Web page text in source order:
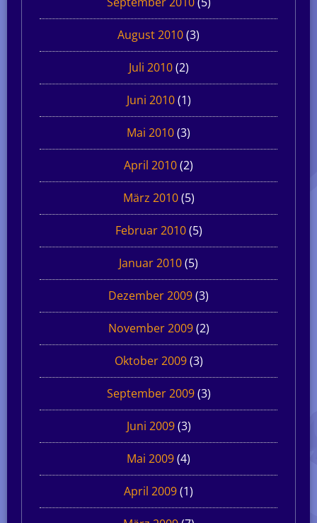
August 2010(3)
Juli 2010(2)
Juni 2010(1)
Mai 2010(3)
April 2010(2)
März 2010(5)
Februar 2010(5)
Januar 2010(5)
Dezember 2009(3)
November 2009(2)
Oktober 2009(3)
September 2009(3)
Juni 2009(3)
Mai 2009(4)
April 2009(1)